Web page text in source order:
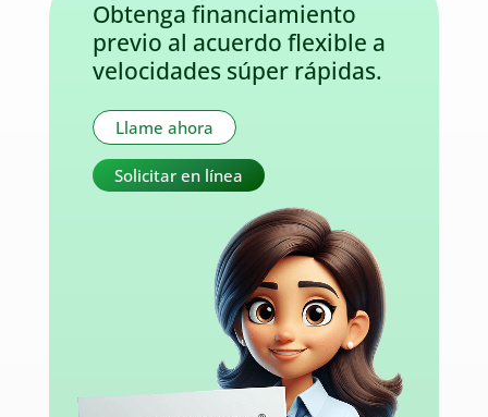
Obtenga financiamiento
previo al acuerdo flexible a
velocidades súper rápidas.
Llame ahora
Solicitar en línea